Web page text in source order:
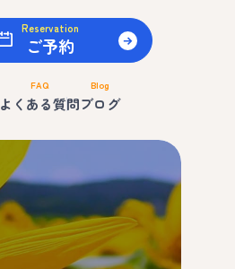
Reservation
ご予約
FAQ
よくある質問
Blog
ブログ